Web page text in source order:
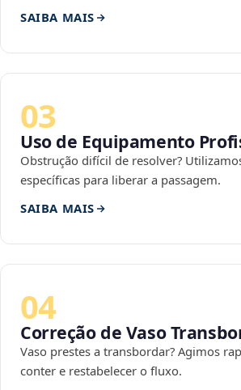
SAIBA MAIS
03
Uso de Equipamento
Obstrução difícil de resolver?
específicas para liberar a passagem.
SAIBA MAIS
04
Correção de Vaso
Vaso prestes a transbordar? Agimos
conter e restabelecer o fluxo.